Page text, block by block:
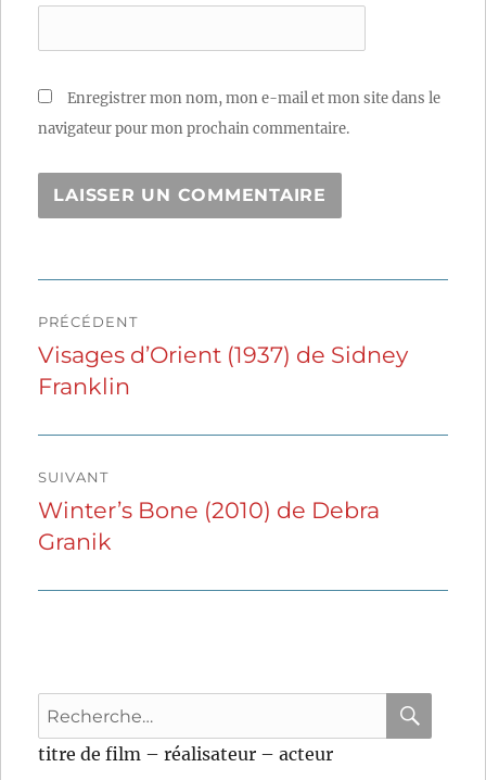
Enregistrer mon nom, mon e-mail et mon site dans le
navigateur pour mon prochain commentaire.
de
l’article
PRÉCÉDENT
Publication
précédente :
Visages d’Orient (1937) de Sidney
Franklin
SUIVANT
Publication
suivante :
Winter’s Bone (2010) de Debra
Granik
Recherche
pour
:
titre de film – réalisateur – acteur